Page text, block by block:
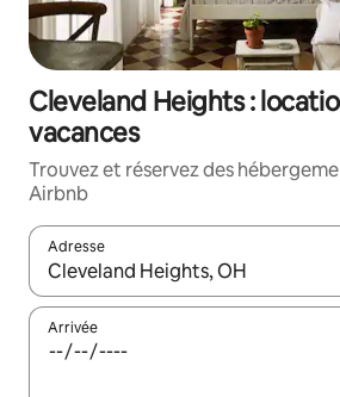
Cleveland Heights :
vacances
Trouvez et réservez des
Airbnb
Adresse
Lorsque les résultats s'affichent,
Arrivée